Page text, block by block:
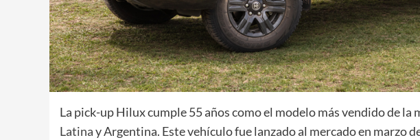
La pick-up Hilux cumple 55 años como el modelo más vendido de la
Latinay Argentina. Este vehículo fue lanzado al mercado en marzo